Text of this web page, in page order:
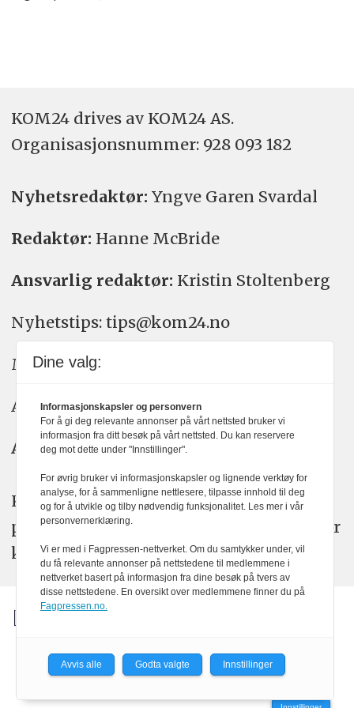
KOM24 drives av KOM24 AS.
Organisasjons­nummer: 928 093 182
Nyhetsredaktør: Yngve Garen Svardal
Redaktør: Hanne McBride
Ansvarlig redaktør: Kristin Stoltenberg
Nyhetstips: tips@kom24.no
Meninger: meninger@kom24.no
Annonse: annonse@watchmedia.no
Abonnement:kom24@watchmedia.no
KOM24 arbeider etter Vær Varsom-
plakatens regler for god presseskikk. Her
kan du lese mer omPFUsarbeid.
Dine valg:
Informasjonskapsler og personvern
For å gi deg relevante annonser på vårt nettsted bruker vi
informasjon fra ditt besøk på vårt nettsted. Du kan reservere
deg mot dette under "Innstillinger".
For øvrig bruker vi informasjonskapsler og lignende verktøy for
analyse, for å sammenligne nettlesere, tilpasse innhold til deg
og for å utvikle og tilby nødvendig funksjonalitet. Les mer i vår
personvernerklæring.
Vi er med i Fagpressen-nettverket. Om du samtykker under, vil
du få relevante annonser på nettstedene til medlemmene i
nettverket basert på informasjon fra dine besøk på tvers av
disse nettstedene. En oversikt over medlemmene finner du på
Fagpressen.no.
Avvis alle Godta valgte Innstillinger